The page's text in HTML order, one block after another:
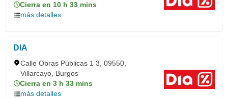
Cierra en 10 h 33 mins
más detalles
DIA
Calle Obras Públicas 1 3, 09550,
Villarcayo, Burgos
Cierra en 3 h 33 mins
más detalles